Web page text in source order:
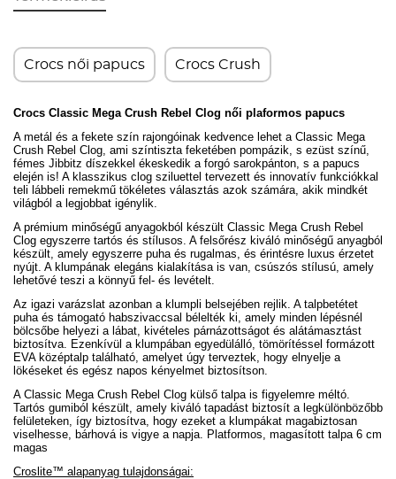
Crocs női papucs Crocs Crush
Crocs Classic Mega Crush Rebel Clog női plaformos papucs
A metál és a fekete szín rajongóinak kedvence lehet a Classic Mega
Crush Rebel Clog, ami színtiszta feketében pompázik, s ezüst színű,
fémes Jibbitz díszekkel ékeskedik a forgó sarokpánton, s a papucs
elején is! A klasszikus clog sziluettel tervezett és innovatív funkciókkal
teli lábbeli remekmű tökéletes választás azok számára, akik mindkét
világból a legjobbat igénylik.
A prémium minőségű anyagokból készült Classic Mega Crush Rebel
Clog egyszerre tartós és stílusos. A felsőrész kiváló minőségű anyagból
készült, amely egyszerre puha és rugalmas, és érintésre luxus érzetet
nyújt. A klumpának elegáns kialakítása is van, csúszós stílusú, amely
lehetővé teszi a könnyű fel- és levételt.
Az igazi varázslat azonban a klumpli belsejében rejlik. A talpbetétet
puha és támogató habszivaccsal bélelték ki, amely minden lépésnél
bölcsőbe helyezi a lábat, kivételes párnázottságot és alátámasztást
biztosítva. Ezenkívül a klumpában egyedülálló, tömörítéssel formázott
EVA középtalp található, amelyet úgy terveztek, hogy elnyelje a
lökéseket és egész napos kényelmet biztosítson.
A Classic Mega Crush Rebel Clog külső talpa is figyelemre méltó.
Tartós gumiból készült, amely kiváló tapadást biztosít a legkülönbözőbb
felületeken, így biztosítva, hogy ezeket a klumpákat magabiztosan
viselhesse, bárhová is vigye a napja. Platformos, magasított talpa 6 cm
magas
Croslite™ alapanyag tulajdonságai: